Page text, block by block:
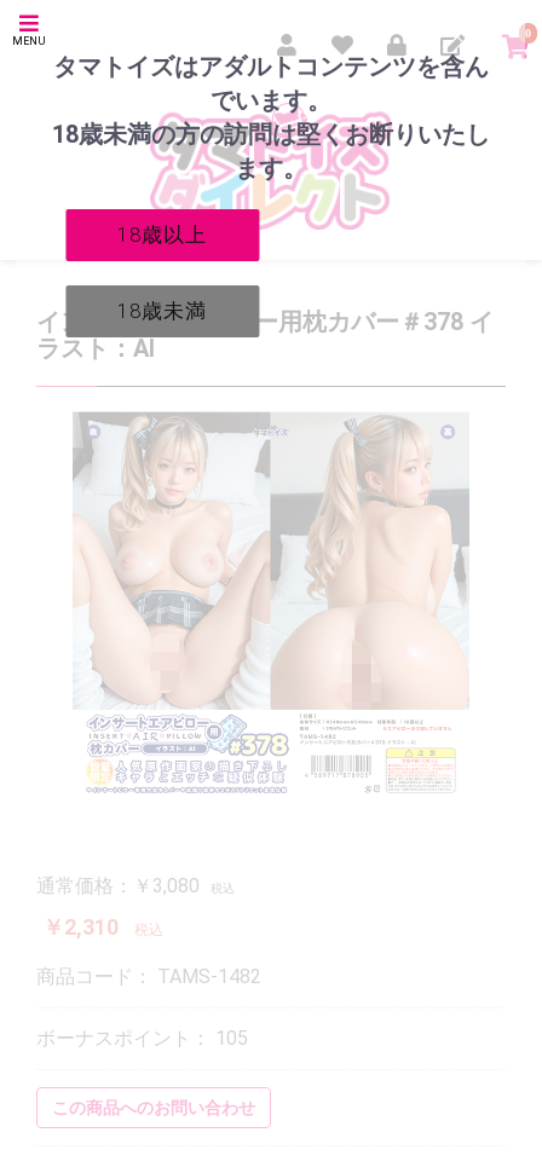
タマトイズはアダルトコンテンツを含ん
でいます。
18歳未満の方の訪問は堅くお断りいたし
ます。
18歳以上
18歳未満
MENU
0
インサートエアピロー用枕カバー＃378 イ
ラスト：AI
通常価格：￥3,080 税込
￥2,310 税込
商品コード： TAMS-1482
ボーナスポイント： 105
この商品へのお問い合わせ